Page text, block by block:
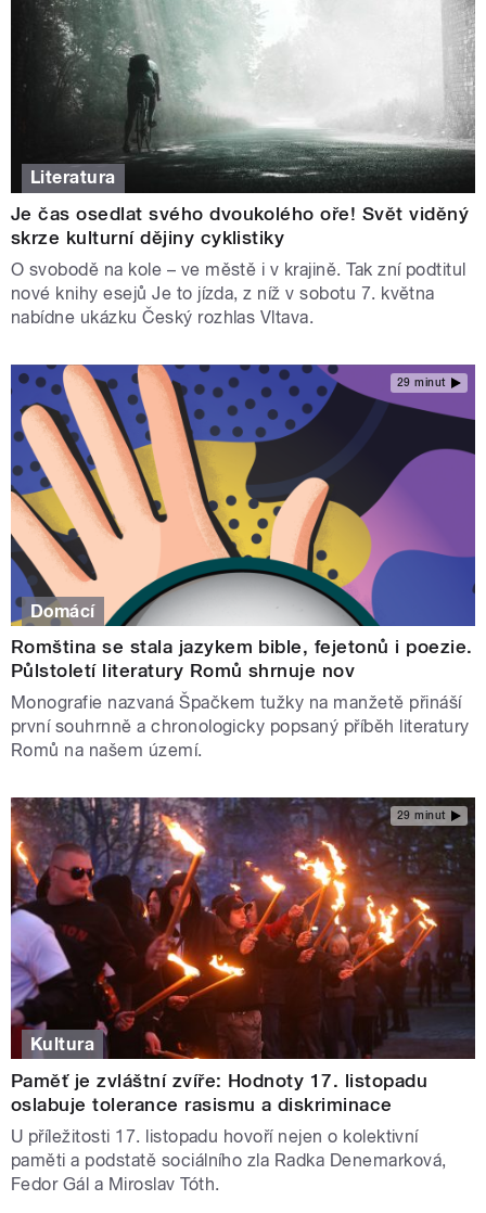
Literatura
Je čas osedlat svého dvoukolého oře! Svět viděný
skrze kulturní dějiny cyklistiky
O svobodě na kole – ve městě i v krajině. Tak zní podtitul
nové knihy esejů Je to jízda, z níž v sobotu 7. května
nabídne ukázku Český rozhlas Vltava.
29 minut
Domácí
Romština se stala jazykem bible, fejetonů i poezie.
Půlstoletí literatury Romů shrnuje nov
Monografie nazvaná Špačkem tužky na manžetě přináší
první souhrnně a chronologicky popsaný příběh literatury
Romů na našem území.
29 minut
Kultura
Paměť je zvláštní zvíře: Hodnoty 17. listopadu
oslabuje tolerance rasismu a diskriminace
U příležitosti 17. listopadu hovoří nejen o kolektivní
paměti a podstatě sociálního zla Radka Denemarková,
Fedor Gál a Miroslav Tóth.